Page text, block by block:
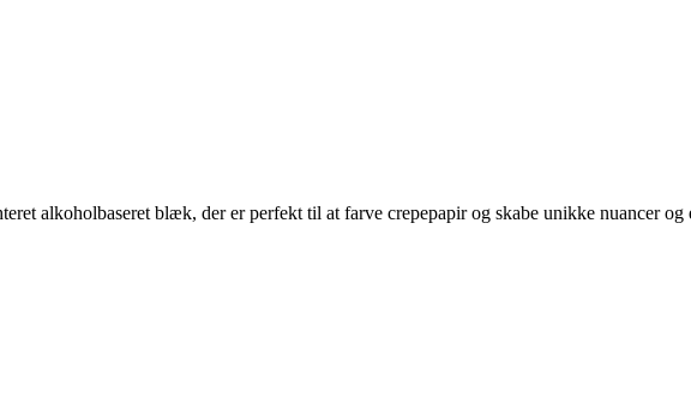
alkoholbaseret blæk, der er perfekt til at farve crepepapir og skabe unikke nuancer og